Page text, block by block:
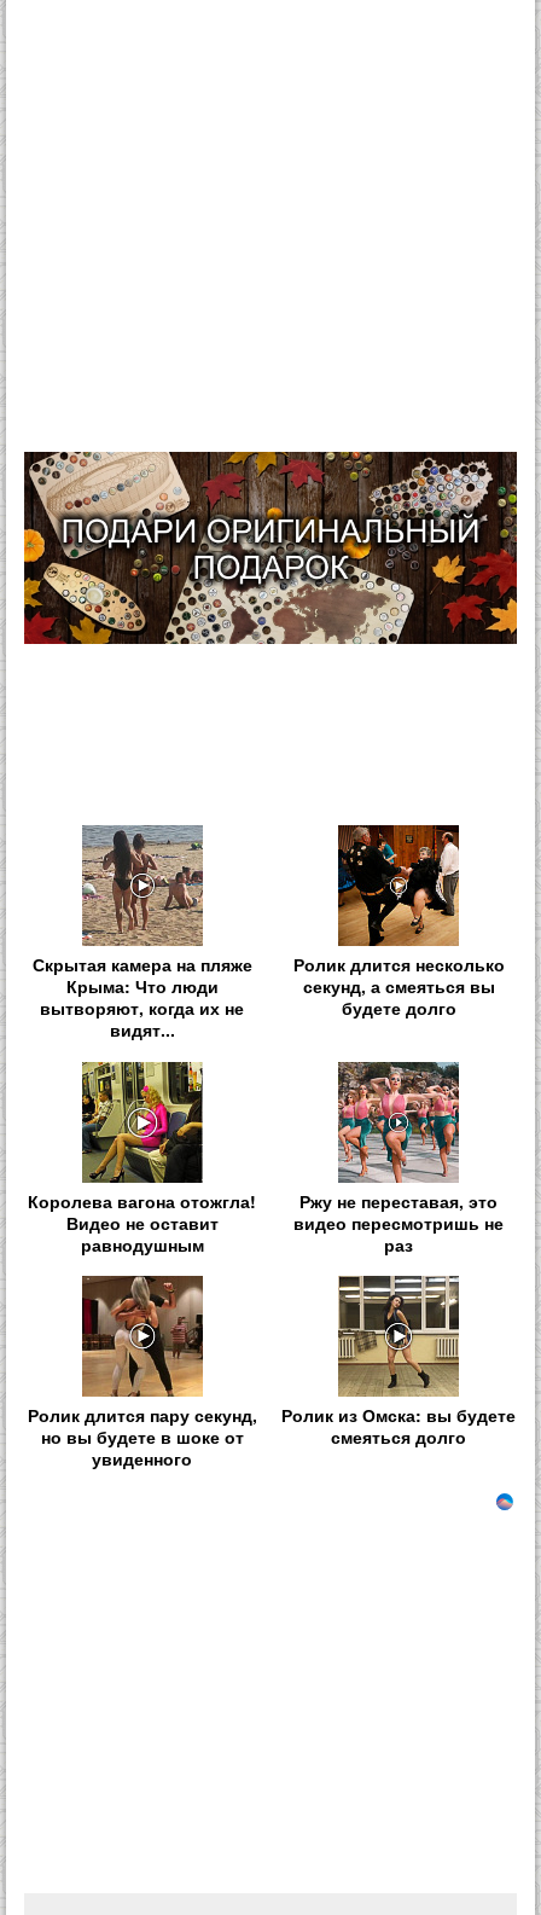
Скрытая камера на пляже
Крыма: Что люди
вытворяют, когда их не
видят...
Ролик длится несколько
секунд, а смеяться вы
будете долго
Королева вагона отожгла!
Видео не оставит
равнодушным
Ржу не переставая, это
видео пересмотришь не
раз
Ролик длится пару секунд,
но вы будете в шоке от
увиденного
Ролик из Омска: вы будете
смеяться долго